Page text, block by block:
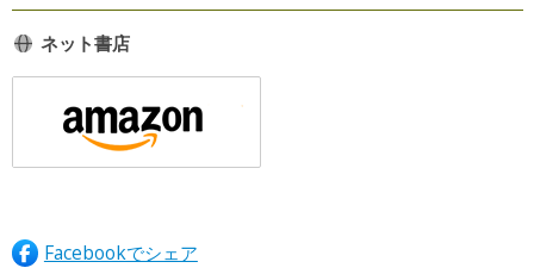
ネット書店
Facebookでシェア